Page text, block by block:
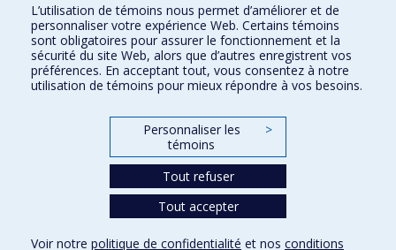
Plan du site
Signaler une erreur
Accessibilité
FACULTÉ DES ARTS ET DES SCIENCES
Nos départements et écoles
L’utilisation de témoins nous permet d’améliorer et de
personnaliser votre expérience Web. Certains témoins
sont obligatoires pour assurer le fonctionnement et la
sécurité du site Web, alors que d’autres enregistrent vos
préférences. En acceptant tout, vous consentez à notre
utilisation de témoins pour mieux répondre à vos besoins.
Personnaliser les
témoins
>
Tout refuser
Tout accepter
Voir notre politique de confidentialité et nos conditions